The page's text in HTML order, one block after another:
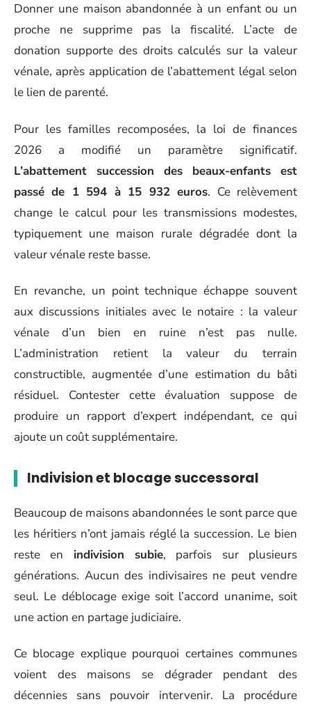
Donner une maison abandonnée à un enfant ou un
proche ne supprime pas la fiscalité. L’acte de
donation supporte des droits calculés sur la valeur
vénale, après application de l’abattement légal selon
le lien de parenté.
Pour les familles recomposées, la loi de finances
2026 a modifié un paramètre significatif.
L’abattement succession des beaux-enfants est
passé de 1 594 à 15 932 euros. Ce relèvement
change le calcul pour les transmissions modestes,
typiquement une maison rurale dégradée dont la
valeur vénale reste basse.
En revanche, un point technique échappe souvent
aux discussions initiales avec le notaire : la valeur
vénale d’un bien en ruine n’est pas nulle.
L’administration retient la valeur du terrain
constructible, augmentée d’une estimation du bâti
résiduel. Contester cette évaluation suppose de
produire un rapport d’expert indépendant, ce qui
ajoute un coût supplémentaire.
Indivision et blocage successoral
Beaucoup de maisons abandonnées le sont parce que
les héritiers n’ont jamais réglé la succession. Le bien
reste en indivision subie, parfois sur plusieurs
générations. Aucun des indivisaires ne peut vendre
seul. Le déblocage exige soit l’accord unanime, soit
une action en partage judiciaire.
Ce blocage explique pourquoi certaines communes
voient des maisons se dégrader pendant des
décennies sans pouvoir intervenir. La procédure